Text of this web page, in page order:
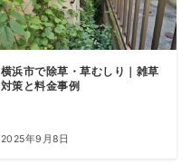
横浜市で除草・草むしり｜雑草
対策と料金事例
2025年9月8日